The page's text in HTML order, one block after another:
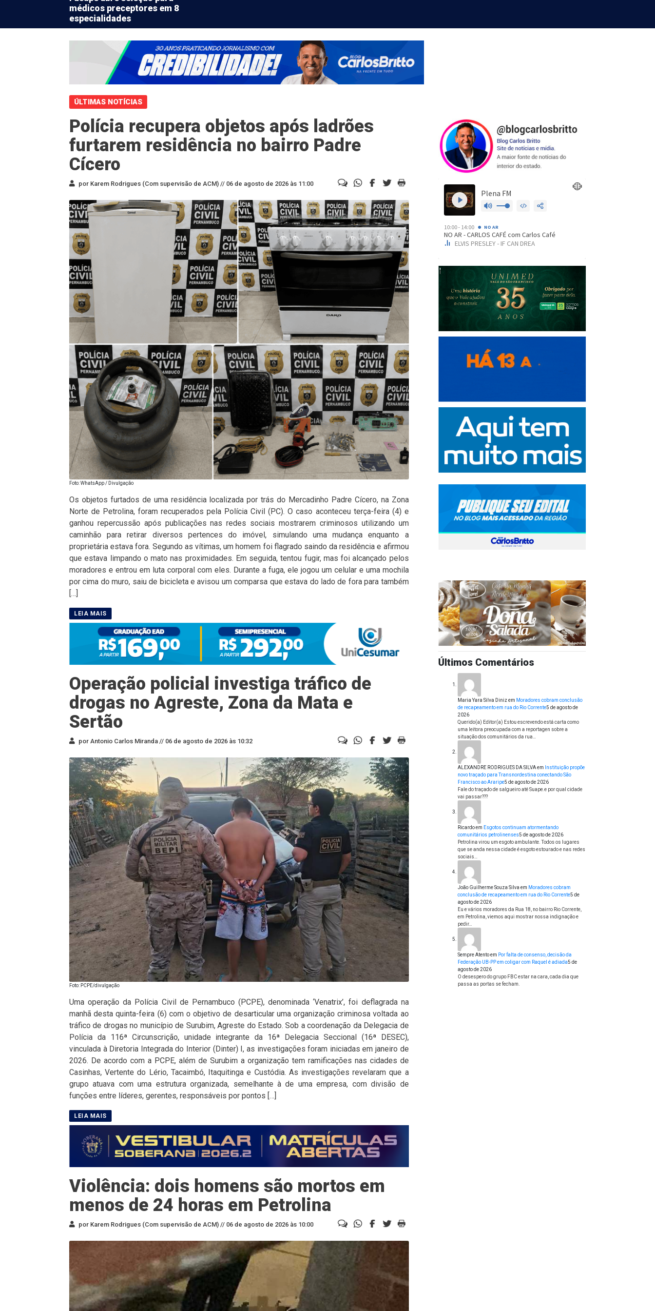
médicos preceptores em 8
especialidades
ÚLTIMAS NOTÍCIAS
Polícia recupera objetos após ladrões
furtarem residência no bairro Padre
Cícero
por Karem Rodrigues (Com supervisão de ACM) // 06 de agosto de 2026 às 11:00
Foto: WhatsApp / Divulgação
Os objetos furtados de uma residência localizada por trás do Mercadinho Padre Cícero, na Zona
Norte de Petrolina, foram recuperados pela Polícia Civil (PC). O caso aconteceu terça-feira (4) e
ganhou repercussão após publicações nas redes sociais mostrarem criminosos utilizando um
caminhão para retirar diversos pertences do imóvel, simulando uma mudança enquanto a
proprietária estava fora. Segundo as vítimas, um homem foi flagrado saindo da residência e afirmou
que estava limpando o mato nas proximidades. Em seguida, tentou fugir, mas foi alcançado pelos
moradores e entrou em luta corporal com eles. Durante a fuga, ele jogou um celular e uma mochila
por cima do muro, saiu de bicicleta e avisou um comparsa que estava do lado de fora para também
[…]
Operação policial investiga tráfico de
drogas no Agreste, Zona da Mata e
Sertão
por Antonio Carlos Miranda // 06 de agosto de 2026 às 10:32
Foto: PCPE/divulgação
Uma operação da Polícia Civil de Pernambuco (PCPE), denominada ‘Venatrix’, foi deflagrada na
manhã desta quinta-feira (6) com o objetivo de desarticular uma organização criminosa voltada ao
tráfico de drogas no município de Surubim, Agreste do Estado. Sob a coordenação da Delegacia de
Polícia da 116ª Circunscrição, unidade integrante da 16ª Delegacia Seccional (16ª DESEC),
vinculada à Diretoria Integrada do Interior (Dinter) I, as investigações foram iniciadas em janeiro de
2026. De acordo com a PCPE, além de Surubim a organização tem ramificações nas cidades de
Casinhas, Vertente do Lério, Tacaimbó, Itaquitinga e Custódia. As investigações revelaram que a
grupo atuava com uma estrutura organizada, semelhante à de uma empresa, com divisão de
funções entre líderes, gerentes, responsáveis por pontos […]
Violência: dois homens são mortos em
menos de 24 horas em Petrolina
por Karem Rodrigues (Com supervisão de ACM) // 06 de agosto de 2026 às 10:00
Últimos Comentários
Maria Yara Silva Diniz em Moradores cobram conclusão
de recapeamento em rua do Rio Corrente5 de agosto de
2026
Querido(a) Editor(a) Estou escrevendo está carta como
uma leitora preocupada com a reportagen sobre a
situação dos comunitários da rua…
ALEXANDRE RODRIGUES DA SILVAem
Instituição propõe
novo traçado para Transnordestina conectando São
Francisco ao Araripe5 de agosto de 2026
Fale do traçado de salgueiro até Suape.e por qual cidade
vai passar???
Ricardoem Esgotos continuam atormentando
comunitários petrolinenses5 de agosto de 2026
Petrolina virou um esgoto ambulante. Todos os lugares
que se anda nessa cidade é esgoto estourado e nas redes
sociais…
João Guilherme Souza Silva em Moradores cobram
conclusão de recapeamento em rua do Rio Corrente5 de
agosto de 2026
Eu e vários moradores da Rua 18, no bairro Rio Corrente,
em Petrolina, viemos aqui mostrar nossa indignação e
pedir…
Sempre Atentoem Por falta de consenso, decisão da
Federação UB-PP em coligar com Raquel é adiada5 de
agosto de 2026
O desespero do grupo FBC estar na cara, cada dia que
passa as portas se fecham.